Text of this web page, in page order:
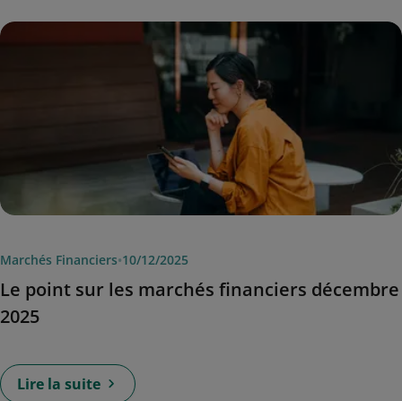
Marchés Financiers•10/12/2025
Le point sur les marchés financiers décembre
2025
Lire la suite